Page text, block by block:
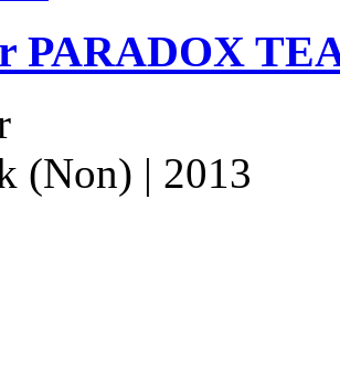
PARADOX
(Non) | 2013